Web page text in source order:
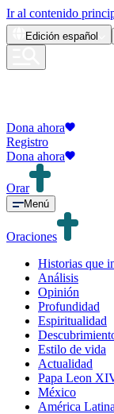
Ir al contenido
Edición español
Dona ahora
Registro
Dona ahora
Orar
Menú
Oraciones
Historias que
Análisis
Opinión
Profundidad
Espiritualidad
Estilo de vida
Actualidad
Papa Leon
México
América Latina